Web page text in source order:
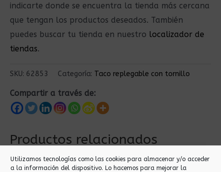
Utilizamos tecnologías como las cookies para almacenar y/o acceder
a la información del dispositivo. Lo hacemos para mejorar la
indicarte donde se encuentra la tienda más cercana
que tengan los productos deseados. También
puedes buscar tu tienda en nuestro localizador de
tiendas.
SKU: 62853 Categoría: Taco replegable con tornillo
Compartir a través de:
Productos relacionados